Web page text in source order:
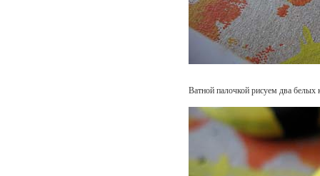
Ватной палочкой рисуем два белых